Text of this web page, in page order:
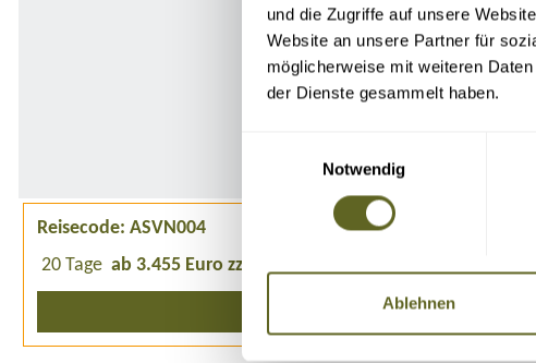
und die Zugriffe auf unsere
Website an unsere Partner für
möglicherweise mit weiteren
der Dienste gesammelt haben.
Notwendig
Ablehnen
Reisecode: ASVN004
20 Tage ab 3.455 Euro zzgl. Flug
Detailprogramm 2026